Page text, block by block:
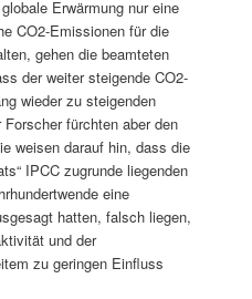
Erwärmung nur eine
CO2-Emissionen für die
gehen die beamteten
der weiter steigende CO2-
wieder zu steigenden
fürchten aber den
weisen darauf hin, dass die
IPCC zugrunde liegenden
eine
hatten, falsch liegen,
und der
zu geringen Einfluss